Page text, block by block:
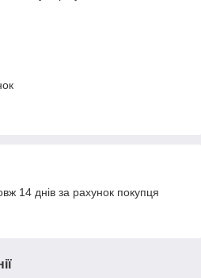
14 днів за рахунок покупця